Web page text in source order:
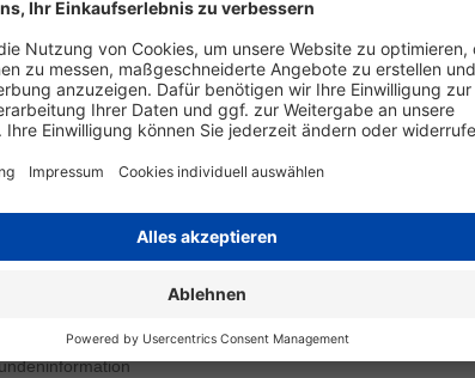
Druckerzubehör.de-Newsletter. Weitere Informationen